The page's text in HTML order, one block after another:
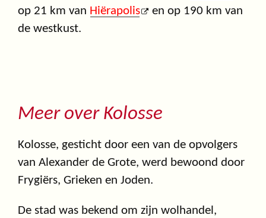
op 21 km van Hiërapolis
en op 190 km van
de westkust.
Meer over Kolosse
Kolosse, gesticht door een van de opvolgers
van Alexander de Grote, werd bewoond door
Frygiërs, Grieken en Joden.
De stad was bekend om zijn wolhandel,